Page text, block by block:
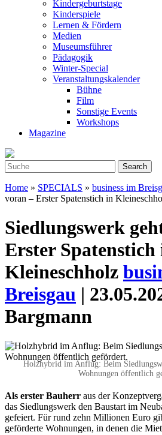
Kindergeburtstage
Kinderspiele
Lernen & Fördern
Medien
Museumsführer
Pädagogik
Winter-Special
Veranstaltungskalender
Bühne
Film
Sonstige Events
Workshops
Magazine
Home » SPECIALS » business im
voran – Erster Spatenstich in
Siedlungswerk
Erster Spatenstich
Kleineschholz
Breisgau |
Bargmann
Holzhybrid im Anflug: Beim
Wohnungen öffentlich
Als erster Bauherr aus der
das Siedlungswerk den Baustart im
gefeiert. Für rund zehn Millionen Euro
geförderte Wohnungen, in denen die